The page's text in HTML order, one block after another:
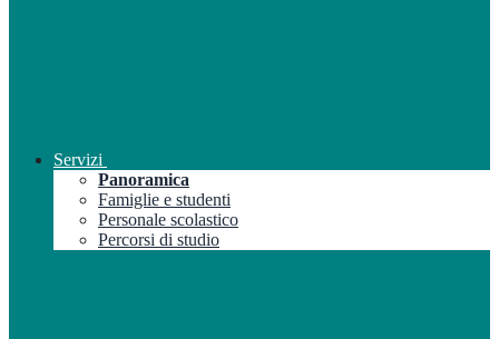
Servizi
Panoramica
Famiglie e studenti
Personale scolastico
Percorsi di studio